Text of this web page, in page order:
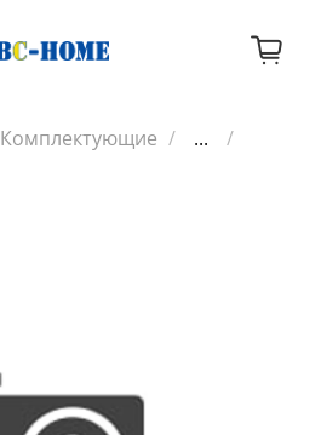
Комплектующие
...